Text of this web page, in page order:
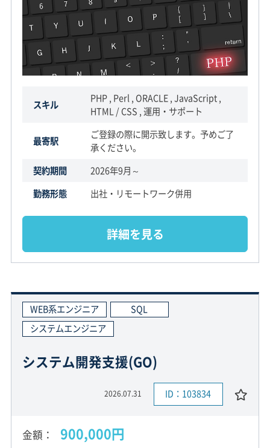
スキル
PHP , Perl , ORACLE , JavaScript ,
HTML / CSS , 運用・サポート
最寄駅
ご登録の際に開示致します。予めご了
承ください。
契約期間
2026年9月～
勤務形態
出社・リモートワーク併用
詳細を見る
WEB系エンジニア
SQL
システムエンジニア
システム開発支援(GO)
2026.07.31 ID：103834
金額 900,000円